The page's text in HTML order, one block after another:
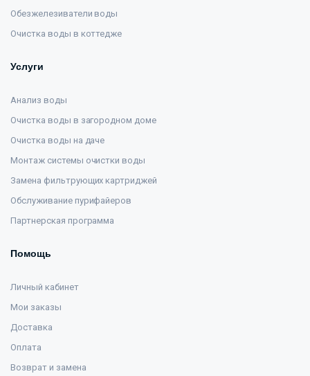
Обезжелезиватели воды
Очистка воды в коттедже
Услуги
Анализ воды
Очистка воды в загородном доме
Очистка воды на даче
Монтаж системы очистки воды
Замена фильтрующих картриджей
Обслуживание пурифайеров
Партнерская программа
Помощь
Личный кабинет
Мои заказы
Доставка
Оплата
Возврат и замена